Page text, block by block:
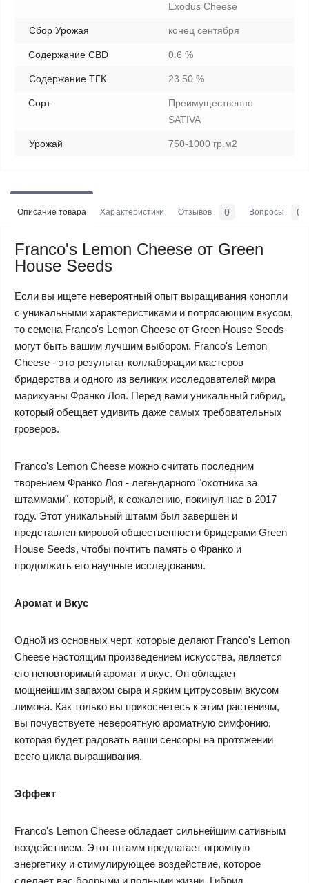
Exodus Cheese
Сбор Урожая конец сентября
Содержание CBD 0.6 %
Содержание ТГК 23.50 %
Сорт
Преимущественно
SATIVA
Урожай 750-1000 гр.м2
Описание товара Характеристики Отзывов 0 Вопросы 0
Franco's Lemon Cheese от Green
House Seeds
Если вы ищете невероятный опыт выращивания конопли
с уникальными характеристиками и потрясающим вкусом,
то семена Franco's Lemon Cheese от Green House Seeds
могут быть вашим лучшим выбором. Franco's Lemon
Cheese - это результат коллаборации мастеров
бридерства и одного из великих исследователей мира
марихуаны Франко Лоя. Перед вами уникальный гибрид,
который обещает удивить даже самых требовательных
гроверов.
Franco's Lemon Cheese можно считать последним
творением Франко Лоя - легендарного "охотника за
штаммами", который, к сожалению, покинул нас в 2017
году. Этот уникальный штамм был завершен и
представлен мировой общественности бридерами Green
House Seeds, чтобы почтить память о Франко и
продолжить его научные исследования.
Аромат и Вкус
Одной из основных черт, которые делают Franco's Lemon
Cheese настоящим произведением искусства, является
его неповторимый аромат и вкус. Он обладает
мощнейшим запахом сыра и ярким цитрусовым вкусом
лимона. Как только вы прикоснетесь к этим растениям,
вы почувствуете невероятную ароматную симфонию,
которая будет радовать ваши сенсоры на протяжении
всего цикла выращивания.
Эффект
Franco's Lemon Cheese обладает сильнейшим сативным
воздействием. Этот штамм предлагает огромную
энергетику и стимулирующее воздействие, которое
сделает вас бодрыми и полными жизни. Гибрид